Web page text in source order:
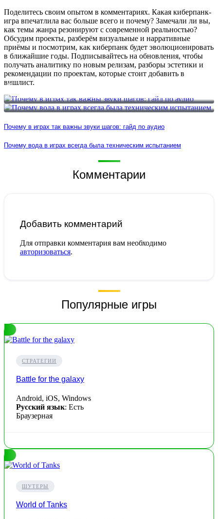
Поделитесь своим опытом в комментариях. Какая киберпанк-
игра впечатлила вас больше всего и почему? Замечали ли вы,
как темы жанра резонируют с современной реальностью?
Обсудим проекты, разберём визуальные и нарративные
приёмы и посмотрим, как киберпанк будет эволюционировать
в ближайшие годы. Подписывайтесь на обновления, чтобы
получать аналитику по новым релизам, разборы эстетики и
рекомендации по проектам, которые стоит добавить в
вишлист.
Почему в играх так важны звуки шагов: гайд по аудио
Почему вода в играх всегда была техническим испытанием
Почему в играх так важны звуки шагов: гайд по аудио
Почему вода в играх всегда была техническим испытанием
Комментарии
Добавить комментарий
Для отправки комментария вам необходимо
авторизоваться.
Популярные игры
СТРАТЕГИИ
Battle for the galaxy
Android, iOS, Windows
Русский язык: Есть
Браузерная
ШУТЕРЫ
World of Tanks